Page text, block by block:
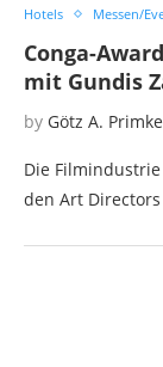
Hotels Messen/
Conga-
mit Gundis
by Götz A. Primke
Die
den Art